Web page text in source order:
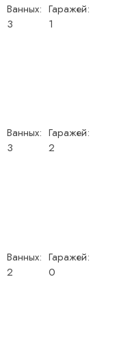
Ванных:
3
Гаражей:
1
Ванных:
3
Гаражей:
2
Ванных:
2
Гаражей:
0